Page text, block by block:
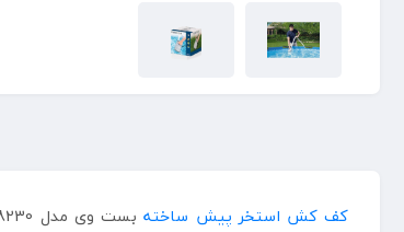
کف کش استخر پیش ساخته